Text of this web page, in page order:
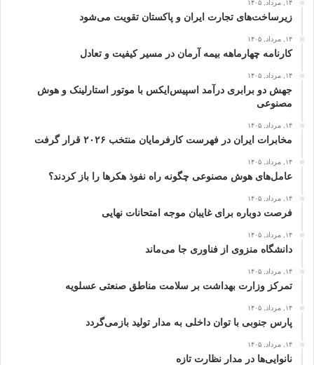
۱۴, مرداد, ۱۴۰۵
زیرساخت‌های تجارت ایران و پاکستان تقویت می‌شود
۱۴, مرداد, ۱۴۰۵
کارنامه چهارماهه بیمه آرمان در مسیر کیفیت و تعادل
۱۴, مرداد, ۱۴۰۵
جهش دو برابری درآمد اسپیس‌ایکس با موتور استارلینک و هوش
مصنوعی
۱۴, مرداد, ۱۴۰۵
مخابرات ایران در فهرست کارفرمایان منتخب ۲۰۲۶ قرار گرفت
۱۴, مرداد, ۱۴۰۵
عامل‌های هوش مصنوعی چگونه راه نفوذ هکرها را باز کردند؟
۱۴, مرداد, ۱۴۰۵
فرصت دوباره برای غایبان موجه امتحانات نهایی
۱۴, مرداد, ۱۴۰۵
دانشگاه منزوی از فناوری جا می‌ماند
۱۴, مرداد, ۱۴۰۵
تمرکز وزارت بهداشت بر سلامت مناطق صنعتی عسلویه
۱۴, مرداد, ۱۴۰۵
پارس جنوبی با توان داخلی به مدار تولید بازمی‌گردد
۱۴, مرداد, ۱۴۰۵
نانوایی‌ها در مدار نظارت تازه